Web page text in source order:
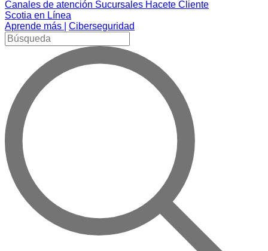
Canales de atención Sucursales Hacete Cliente
Scotia en Línea
Aprende más |
Ciberseguridad